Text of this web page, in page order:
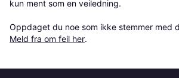
kun ment som en veiledning.
Oppdaget du noe som ikke stemmer med
Meld fra om feil her.